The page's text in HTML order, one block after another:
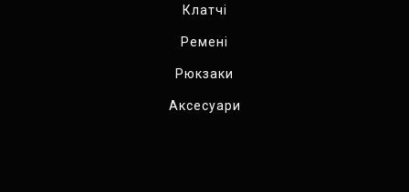
Клатчі
Ремені
Рюкзаки
Аксесуари